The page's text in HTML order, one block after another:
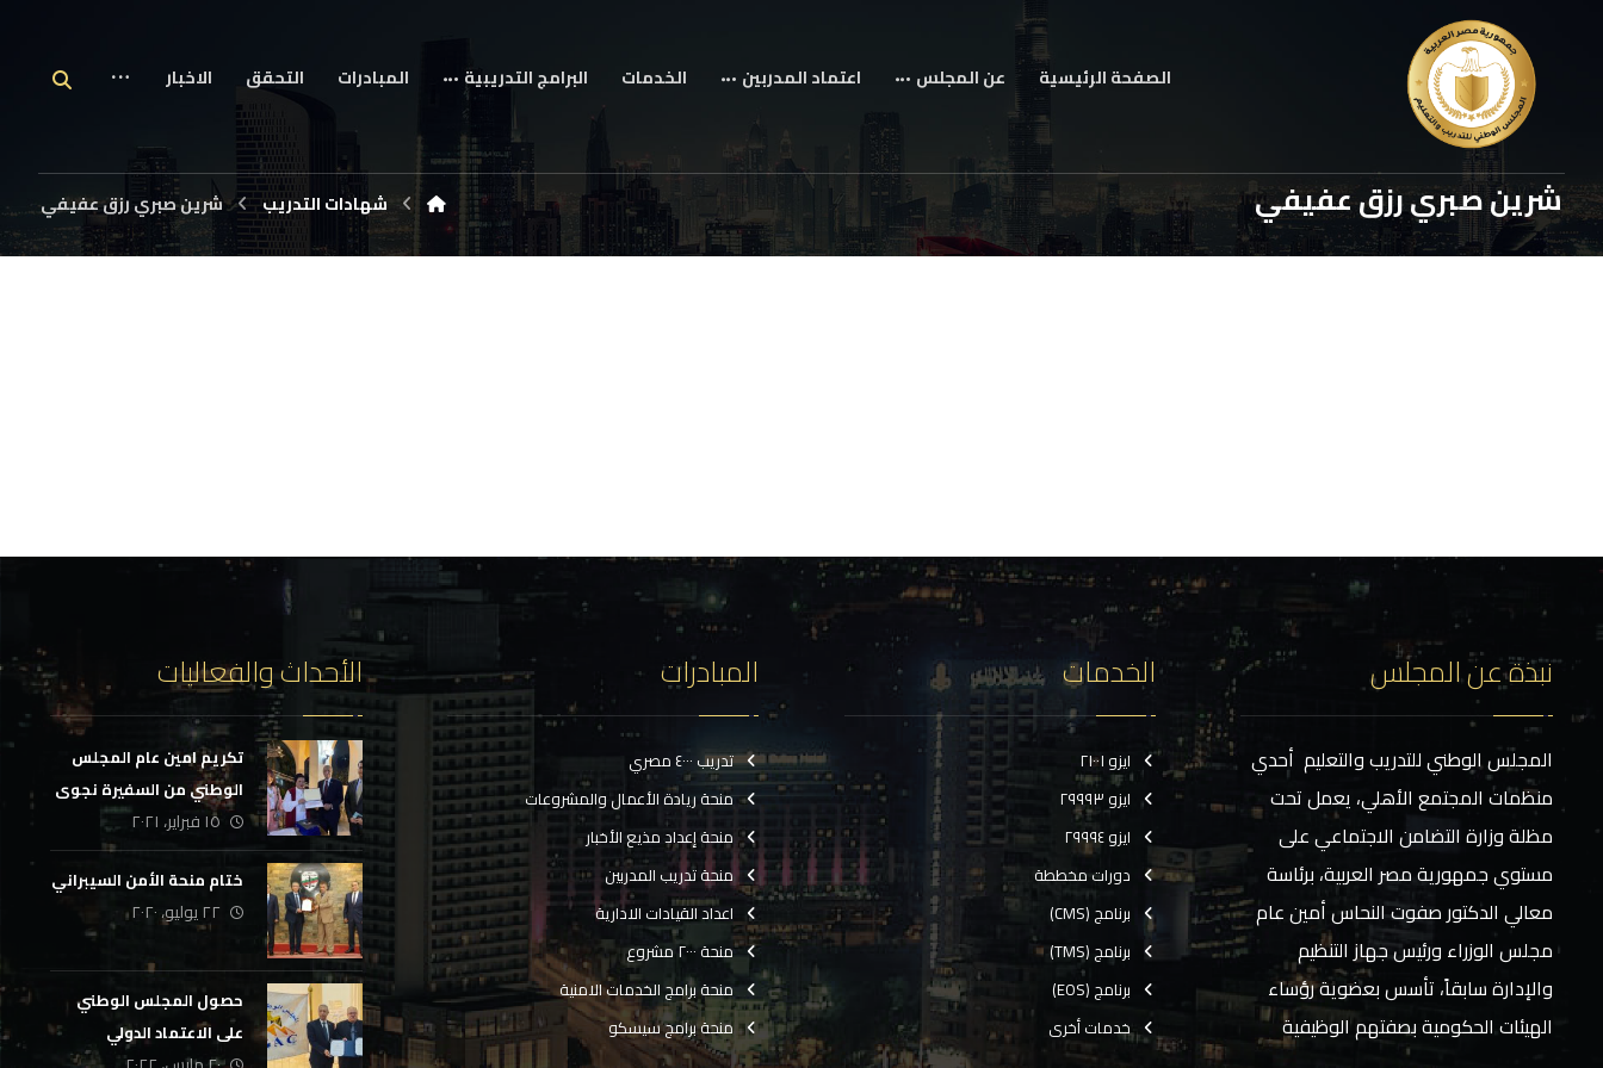
الصفحة الرئيسية عن المجلس اعتماد المدربين الخدمات البرامج التدريبية المبادرات التحقق الاخبار
شرين صبري رزق عفيفي شهادات التدريب شرين صبري رزق عفيفي
نبذة عن المجلس
المجلس الوطني للتدريب والتعليم أحدي
منظمات المجتمع الأهلي، يعمل تحت
مظلة وزارة التضامن الاجتماعي على
مستوي جمهورية مصر العربية، برئاسة
معالي الدكتور صفوت النحاس أمين عام
مجلس الوزراء ورئيس جهاز التنظيم
والإدارة سابقاً، تأسس بعضوية رؤساء
الهيئات الحكومية بصفتهم الوظيفية
الخدمات
ايزو ٢١٠٠١
ايزو ٢٩٩٩٣
ايزو ٢٩٩٩٤
دورات مخططة
برنامج (CMS)
برنامج (TMS)
برنامج (EOS)
خدمات أخرى
المبادرات
تدريب ٤٠٠٠ مصري
منحة ريادة الأعمال والمشروعات
منحة إعداد مذيع الأخبار
منحة تدريب المدربين
اعداد القيادات الادارية
منحة ٢٠٠٠ مشروع
منحة برامج الخدمات الامنية
منحة برامج سيسكو
الأحداث والفعاليات
تكريم امين عام المجلس
الوطني من السفيرة نجوى
أبراهيم
١٥ فبراير، ٢٠٢١
ختام منحة الأمن السيبراني
٢٢ يوليو، ٢٠٢٠
حصول المجلس الوطني
على الاعتماد الدولي